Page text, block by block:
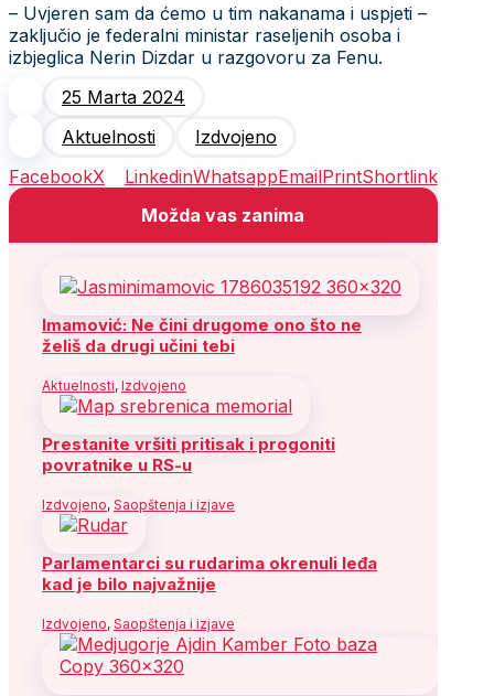
– Uvjeren sam da ćemo u tim nakanama i uspjeti –
zaključio je federalni ministar raseljenih osoba i
izbjeglica Nerin Dizdar u razgovoru za Fenu.
25 Marta 2024
Aktuelnosti
Izdvojeno
FacebookX LinkedinWhatsappEmailPrintShortlink
Možda vas zanima
Imamović: Ne čini drugome ono što ne
želiš da drugi učini tebi
Aktuelnosti, Izdvojeno
Prestanite vršiti pritisak i progoniti
povratnike u RS-u
Izdvojeno, Saopštenja i izjave
Parlamentarci su rudarima okrenuli leđa
kad je bilo najvažnije
Izdvojeno, Saopštenja i izjave